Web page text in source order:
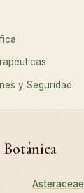
y Seguridad
Asteraceae